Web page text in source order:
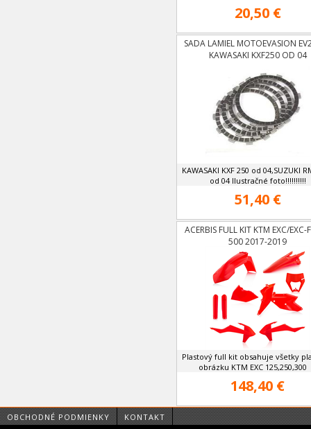
20,50 €
SADA LAMIEL MOTOEVASION
KAWASAKI KXF250 OD 04
KAWASAKI KXF 250 od 04,SUZUKI
od 04 Ilustračné foto!!!!!!!!!!
51,40 €
ACERBIS FULL KIT KTM EXC/EXC-
500 2017-2019
Plastový full kit obsahuje všetky
obrázku KTM EXC 125,250,300
148,40 €
OBCHODNÉ PODMIENKY KONTAKT